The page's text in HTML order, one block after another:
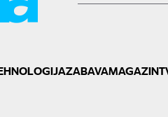
ZABAVAMAGAZIN